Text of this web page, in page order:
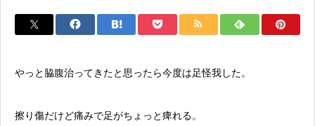
やっと脇腹治ってきたと思ったら今度は足怪我した。
擦り傷だけど痛みで足がちょっと痺れる。